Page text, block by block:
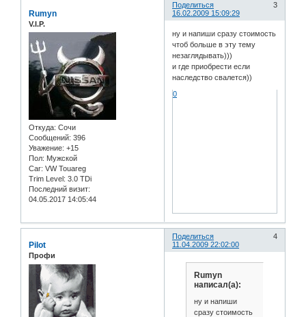
Поделиться
3
16.02.2009 15:09:29
Rumyn
V.I.P.
Откуда: Сочи
Сообщений: 396
Уважение: +15
Пол: Мужской
Car: VW Touareg
Trim Level: 3.0 TDi
Последний визит:
04.05.2017 14:05:44
ну и напиши сразу стоимость
чтоб больше в эту тему
незаглядывать)))
и где приобрести если
наследство свалется))
0
Поделиться
4
11.04.2009 22:02:00
Pilot
Профи
Rumyn
написал(а):
ну и напиши
сразу стоимость